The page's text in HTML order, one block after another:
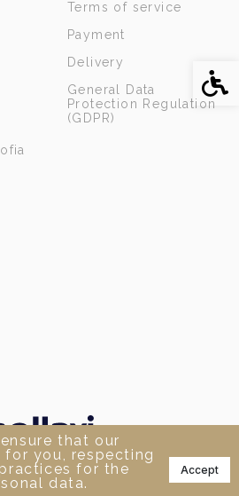
📞
that our
you, respecting
for the
data.
Accept
Terms of service
Payment
Delivery
General Data
Protection Regulation
(GDPR)